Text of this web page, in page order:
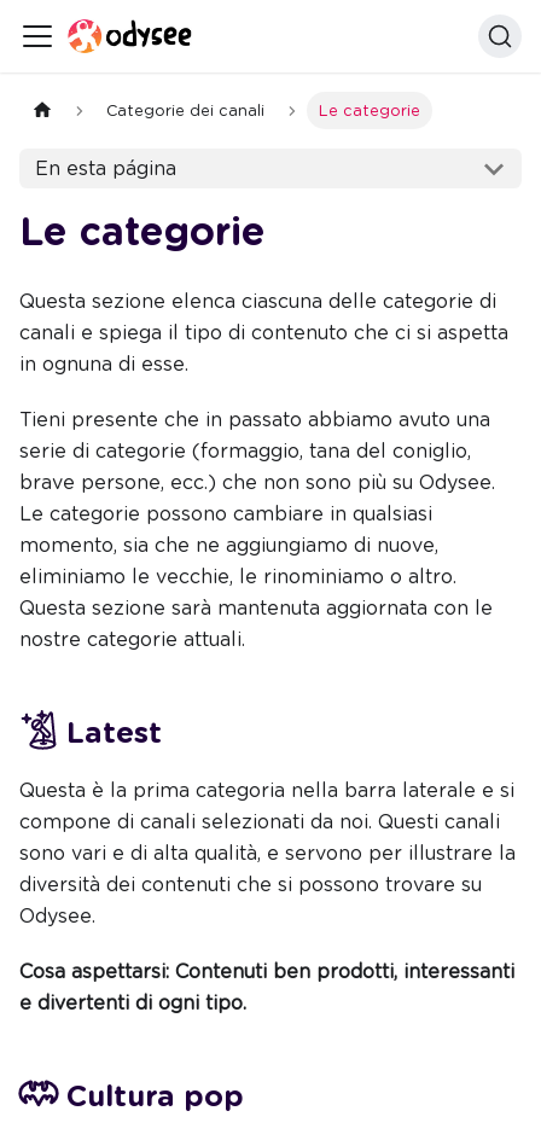
Categorie dei canali Le categorie
En esta página
Le categorie
Questa sezione elenca ciascuna delle categorie di
canali e spiega il tipo di contenuto che ci si aspetta
in ognuna di esse.
Tieni presente che in passato abbiamo avuto una
serie di categorie (formaggio, tana del coniglio,
brave persone, ecc.) che non sono più su Odysee.
Le categorie possono cambiare in qualsiasi
momento, sia che ne aggiungiamo di nuove,
eliminiamo le vecchie, le rinominiamo o altro.
Questa sezione sarà mantenuta aggiornata con le
nostre categorie attuali.
Latest
Questa è la prima categoria nella barra laterale e si
compone di canali selezionati da noi. Questi canali
sono vari e di alta qualità, e servono per illustrare la
diversità dei contenuti che si possono trovare su
Odysee.
Cosa aspettarsi: Contenuti ben prodotti, interessanti
e divertenti di ogni tipo.
Cultura pop